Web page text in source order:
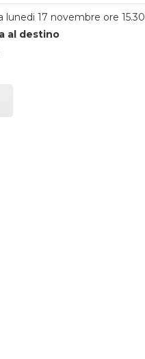
lunedi 17 novembre ore 15.30
al destino